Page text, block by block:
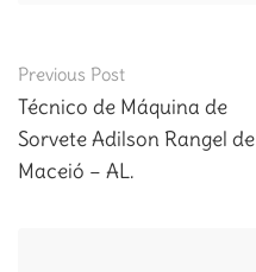
Post
navigation
Previous Post
Técnico de Máquina de
Sorvete Adilson Rangel de
Maceió – AL.